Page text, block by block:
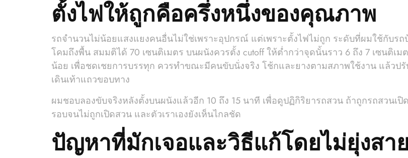
ตั้งไฟให้ถูกคือครึ่งหนึ่งของคุณภาพ
รถจำนวนไม่น้อยแสงแยงคนอื่นไม่ใช่เพราะอุปกรณ์ แต่เพราะตั้งไฟไม่ถูก ระดับที่ผมใช้กับรถ
โคมถึงพื้น สมมติได้ 70 เซนติเมตร บนผนังควรตั้ง cutoff ให้ต่ำกว่าจุดนั้นราว 6 ถึง 7 เซนติเม
น้อย เพื่อชดเชยการบรรทุก ควรทำขณะมีคนขับนั่งจริง โช้กและยางตามสภาพใช้งาน แล้วป
เดินเท้าแถวขอบทาง
ผมชอบลองขับจริงหลังตั้งบนผนังแล้วอีก 10 ถึง 15 นาที เพื่อดูปฏิกิริยารถสวน ถ้าถูกรถสวนเ
รอบจนไม่ถูกเปิดสวน และตัวเราเองยังเห็นไกลชัด
ปัญหาที่มักเจอและวิธีแก้โดยไม่ยุ่งสา